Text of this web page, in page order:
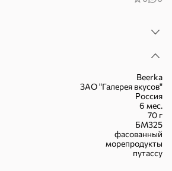
Beerka
ЗАО "Галерея вкусов"
Россия
6 мес.
70 г
БМ325
фасованный
морепродукты
путассу
г
16,7 ₽
14,2 ₽
ХИТ
В корзину